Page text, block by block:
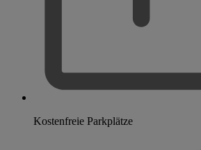
Kostenfreie Parkplätze